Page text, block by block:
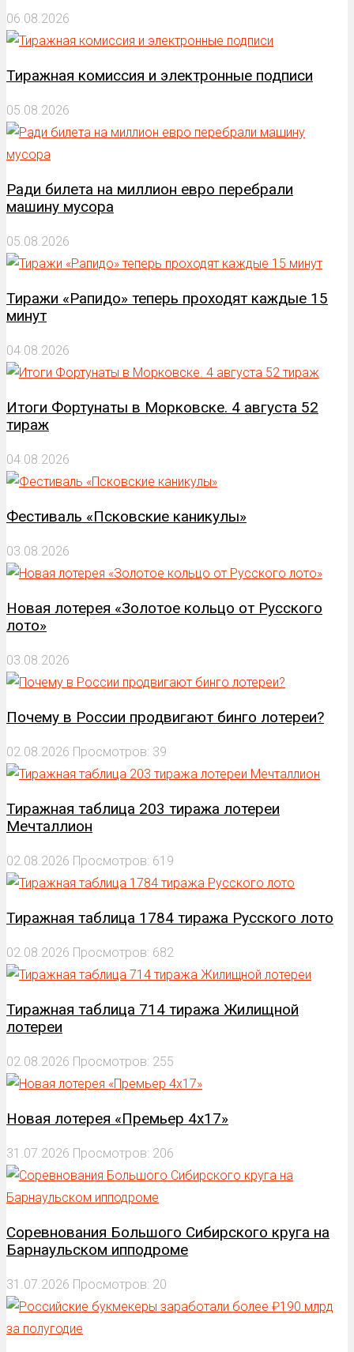
06.08.2026
Тиражная комиссия и электронные подписи
05.08.2026
Ради билета на миллион евро перебрали
машину мусора
05.08.2026
Тиражи «Рапидо» теперь проходят каждые 15
минут
04.08.2026
Итоги Фортунаты в Морковске. 4 августа 52
тираж
04.08.2026
Фестиваль «Псковские каникулы»
03.08.2026
Новая лотерея «Золотое кольцо от Русского
лото»
03.08.2026
Почему в России продвигают бинго лотереи?
02.08.2026 Просмотров: 39
Тиражная таблица 203 тиража лотереи
Мечталлион
02.08.2026 Просмотров: 619
Тиражная таблица 1784 тиража Русского лото
02.08.2026 Просмотров: 682
Тиражная таблица 714 тиража Жилищной
лотереи
02.08.2026 Просмотров: 255
Новая лотерея «Премьер 4х17»
31.07.2026 Просмотров: 206
Соревнования Большого Сибирского круга на
Барнаульском ипподроме
31.07.2026 Просмотров: 20